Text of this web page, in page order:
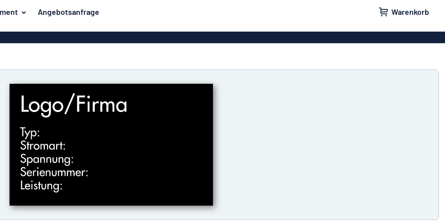
Angebotsanfrage Warenkorb
PVC-Schilder
Massives PET
Klebebuchstaben
Emaillestil
Eloxierte
Aluminiumschilder
Aluminiumverbund-
Hausschilder Türschilder
Klingelschilder